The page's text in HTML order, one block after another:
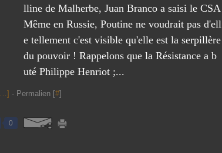
lline de Malherbe, Juan Branco a saisi le CSA
Même en Russie, Poutine ne voudrait pas d'ell
e tellement c'est visible qu'elle est la serpillère
du pouvoir ! Rappelons que la Résistance a b
uté Philippe Henriot ;...
…] - Permalien [#]
0